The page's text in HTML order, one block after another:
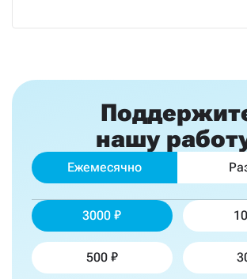
нашу
Ежемесячно
3000
500